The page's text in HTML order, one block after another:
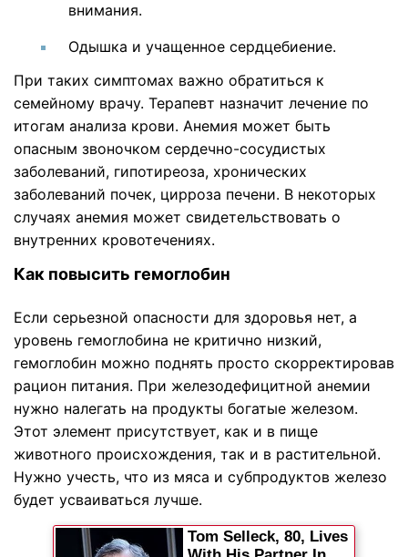
внимания.
Одышка и учащенное сердцебиение.
При таких симптомах важно обратиться к
семейному врачу. Терапевт назначит лечение по
итогам анализа крови. Анемия может быть
опасным звоночком сердечно-сосудистых
заболеваний, гипотиреоза, хронических
заболеваний почек, цирроза печени. В некоторых
случаях анемия может свидетельствовать о
внутренних кровотечениях.
Как повысить гемоглобин
Если серьезной опасности для здоровья нет, а
уровень гемоглобина не критично низкий,
гемоглобин можно поднять просто скорректировав
рацион питания. При железодефицитной анемии
нужно налегать на продукты богатые железом.
Этот элемент присутствует, как и в пище
животного происхождения, так и в растительной.
Нужно учесть, что из мяса и субпродуктов железо
будет усваиваться лучше.